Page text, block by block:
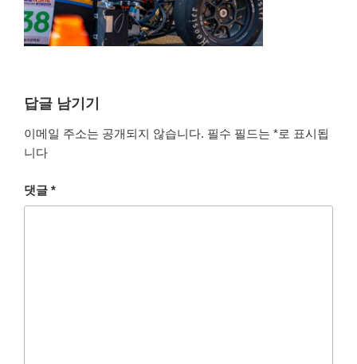
답글 남기기
이메일 주소는 공개되지 않습니다. 필수 필드는 *로 표시됩
니다
댓글 *